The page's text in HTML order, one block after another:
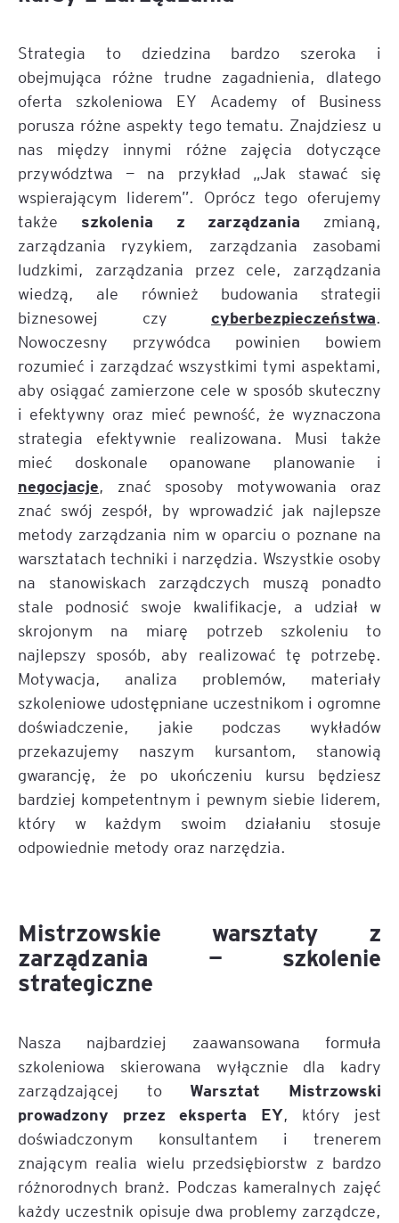
Strategia to dziedzina bardzo szeroka i
obejmująca różne trudne zagadnienia, dlatego
oferta szkoleniowa EY Academy of Business
porusza różne aspekty tego tematu. Znajdziesz u
nas między innymi różne zajęcia dotyczące
przywództwa — na przykład „Jak stawać się
wspierającym liderem”. Oprócz tego oferujemy
także szkolenia z zarządzania zmianą,
zarządzania ryzykiem, zarządzania zasobami
ludzkimi, zarządzania przez cele, zarządzania
wiedzą, ale również budowania strategii
biznesowej czy cyberbezpieczeństwa.
Nowoczesny przywódca powinien bowiem
rozumieć i zarządzać wszystkimi tymi aspektami,
aby osiągać zamierzone cele w sposób skuteczny
i efektywny oraz mieć pewność, że wyznaczona
strategia efektywnie realizowana. Musi także
mieć doskonale opanowane planowanie i
negocjacje, znać sposoby motywowania oraz
znać swój zespół, by wprowadzić jak najlepsze
metody zarządzania nim w oparciu o poznane na
warsztatach techniki i narzędzia. Wszystkie osoby
na stanowiskach zarządczych muszą ponadto
stale podnosić swoje kwalifikacje, a udział w
skrojonym na miarę potrzeb szkoleniu to
najlepszy sposób, aby realizować tę potrzebę.
Motywacja, analiza problemów, materiały
szkoleniowe udostępniane uczestnikom i ogromne
doświadczenie, jakie podczas wykładów
przekazujemy naszym kursantom, stanowią
gwarancję, że po ukończeniu kursu będziesz
bardziej kompetentnym i pewnym siebie liderem,
który w każdym swoim działaniu stosuje
odpowiednie metody oraz narzędzia.
Mistrzowskie warsztaty z
zarządzania — szkolenie
strategiczne
Nasza najbardziej zaawansowana formuła
szkoleniowa skierowana wyłącznie dla kadry
zarządzającej toWarsztat Mistrzowski
prowadzony przez eksperta EY, który jest
doświadczonym konsultantem i trenerem
znającym realia wielu przedsiębiorstw z bardzo
różnorodnych branż. Podczas kameralnych zajęć
każdy uczestnik opisuje dwa problemy zarządcze,